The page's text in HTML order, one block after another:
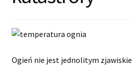
Ogień nie jest jednolitym